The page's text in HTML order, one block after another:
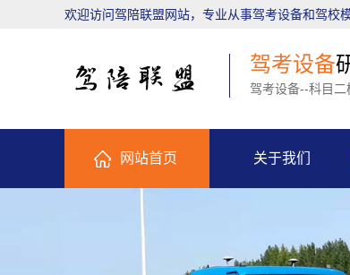
欢迎访问驾陪联盟网站，专业从事驾考设备和驾校
驾考设备
驾考设备--科目
网站首页 关于我们